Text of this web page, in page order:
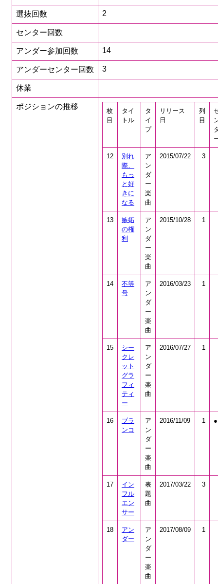
選抜回数 2
センター回数
アンダー参加回数 14
アンダーセンター回数 3
休業
ポジションの推移
枚
目
タイ
トル
タ
イ
プ
リリース
日
列
目
12
別れ
際、
もっ
と好
きに
なる
ア
ン
ダ
ー
楽
曲
2015/07/22 3
13
嫉妬
の権
利
ア
ン
ダ
ー
楽
曲
2015/10/28 1
14
不等
号
ア
ン
ダ
ー
楽
曲
2016/03/23 1
15
シー
クレ
ット
グラ
フィ
ティ
ー
ア
ン
ダ
ー
楽
曲
2016/07/27 1
16
ブラ
ンコ
ア
ン
ダ
ー
楽
曲
2016/11/09 1 ●
17
イン
フル
エン
サー
表
題
曲
2017/03/22 3
18
アン
ダー
ア
ン
ダ
ー
楽
曲
2017/08/09 1